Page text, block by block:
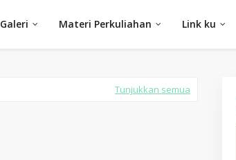
Galeri Materi Perkuliahan Link ku
Tunjukkan semua